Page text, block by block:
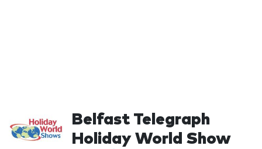
Belfast Telegraph
Holiday World Show